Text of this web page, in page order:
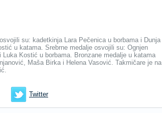
su: kadetkinja Lara Pečenica u borbama i Dunja
u katama. Srebrne medalje osvojili su: Ognjen
Kostić u borbama. Bronzane medalje u katama
Maša Birka i Helena Vasović. Takmičare je na
Twitter